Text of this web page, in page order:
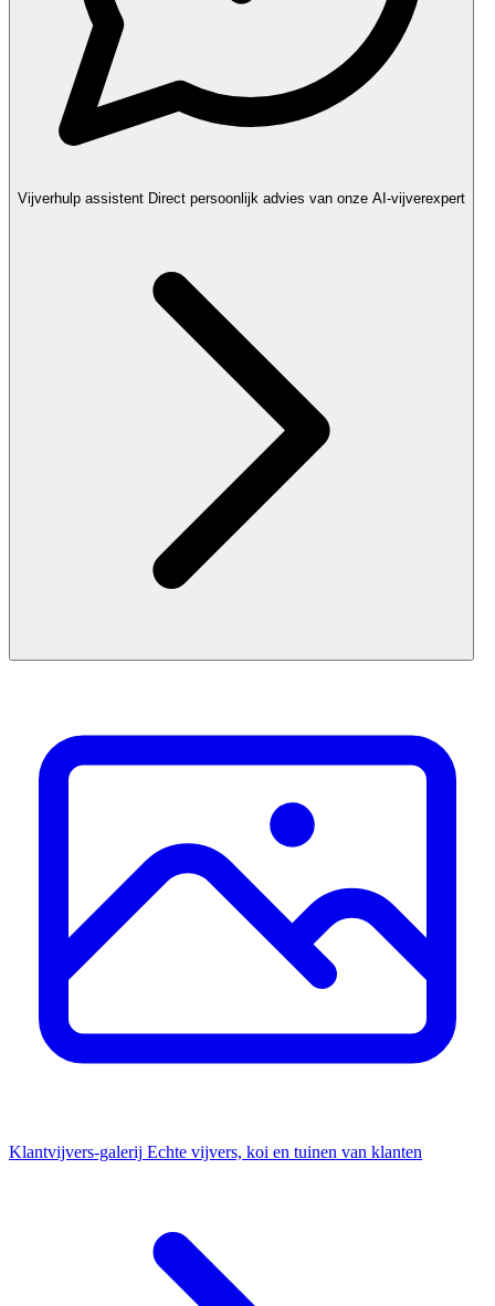
Vijverhulp assistent Direct persoonlijk advies van onze AI-vijverexpert
Klantvijvers-galerij Echte vijvers, koi en tuinen van klanten